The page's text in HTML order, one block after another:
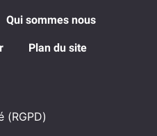
Qui sommes nous
Plan du site
(RGPD)